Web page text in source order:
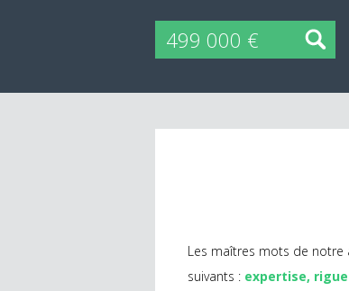
499 000 €
Les maîtres mots de notre
suivants : expertise,